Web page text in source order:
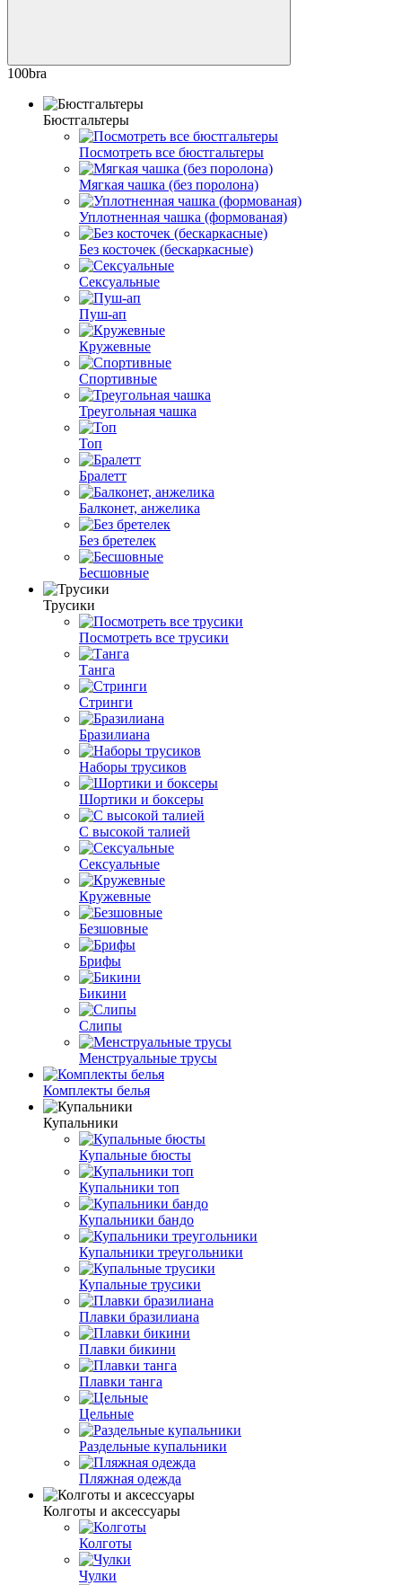
100bra
Бюстгальтеры
Посмотреть все бюстгальтеры
Мягкая чашка (без поролона)
Уплотненная чашка (формованая)
Без косточек (бескаркасные)
Сексуальные
Пуш-ап
Кружевные
Спортивные
Треугольная чашка
Топ
Бралетт
Балконет, анжелика
Без бретелек
Бесшовные
Трусики
Посмотреть все трусики
Танга
Стринги
Бразилиана
Наборы трусиков
Шортики и боксеры
С высокой талией
Сексуальные
Кружевные
Безшовные
Брифы
Бикини
Слипы
Менструальные трусы
Комплекты белья
Купальники
Купальные бюсты
Купальники топ
Купальники бандо
Купальники треугольники
Купальные трусики
Плавки бразилиана
Плавки бикини
Плавки танга
Цельные
Раздельные купальники
Пляжная одежда
Колготы и аксессуары
Колготы
Чулки